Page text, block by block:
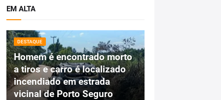
EM ALTA
DESTAQUE
Homem é encontrado morto
a tiros e carro é localizado
incendiado em estrada
vicinal de Porto Seguro